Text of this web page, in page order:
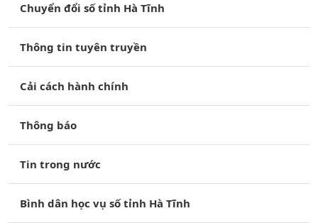
Chuyển đổi số tỉnh Hà Tĩnh
Thông tin tuyên truyền
Cải cách hành chính
Thông báo
Tin trong nước
Bình dân học vụ số tỉnh Hà Tĩnh